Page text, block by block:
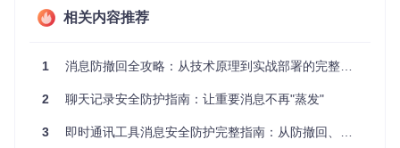
王女士整理已故父亲的遗物时，想找回微信里的亲情对话，却
建议对关键信息立即进行二次备份。
二、数字时光机构建指南：三级保护方案
相关内容推荐
1 消息防撤回全攻略：从技术原理到实战部署的完整指南
2 聊天记录安全防护指南：让重要消息不再"蒸发"
3 即时通讯工具消息安全防护完整指南：从防撤回、备份到隐私保护